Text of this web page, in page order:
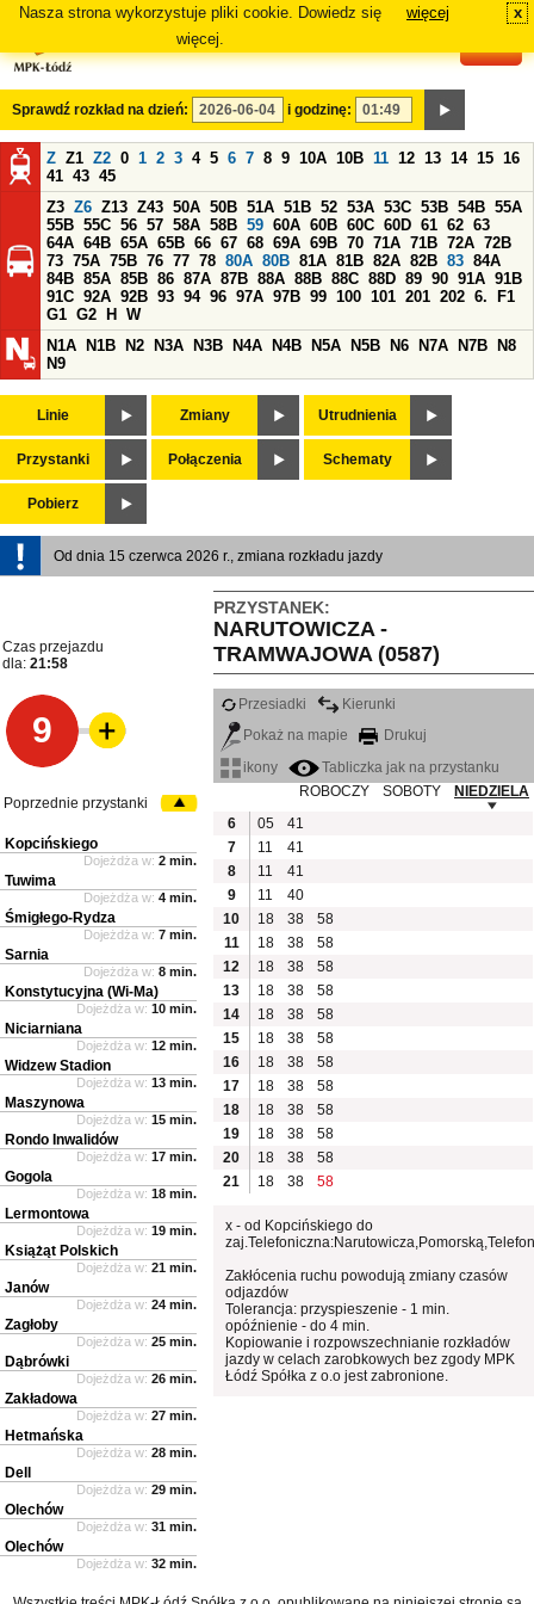
Nasza strona wykorzystuje pliki cookie. Dowiedz się
więcej.
więcej x
Sprawdź rozkład na dzień: i godzinę:
Z Z1 Z2 0 1 2 3 4 5 6 7 8 9 10A 10B 11 12 13 14 15 16
41 43 45
Z3 Z6 Z13 Z43 50A 50B 51A 51B 52 53A 53C 53B 54B 55A
55B 55C 56 57 58A 58B 59 60A 60B 60C 60D 61 62 63
64A 64B 65A 65B 66 67 68 69A 69B 70 71A 71B 72A 72B
73 75A 75B 76 77 78 80A 80B 81A 81B 82A 82B 83 84A
84B 85A 85B 86 87A 87B 88A 88B 88C 88D 89 90 91A 91B
91C 92A 92B 93 94 96 97A 97B 99 100 101 201 202 6.
F1
G1 G2 H
W
N1A
N1B N2 N3A N3B N4A N4B N5A N5B N6 N7A N7B
N8
N9
Linie Zmiany Utrudnienia
Przystanki Połączenia Schematy
Pobierz
Od dnia 15 czerwca 2026 r., zmiana rozkładu jazdy
PRZYSTANEK:
NARUTOWICZA -
TRAMWAJOWA (0587)
Czas przejazdu
dla: 21:58
9
Przesiadki
Kierunki
Pokaż na mapie
Drukuj
ikony
Tabliczka jak na przystanku
ROBOCZY
SOBOTY
NIEDZIELA
6
05
41
7
11
41
8
11
41
9
11
40
10
18 38
58
11
18 38
58
12
18 38
58
13
18 38
58
14
18 38
58
15
18 38
58
16
18 38
58
17
18 38
58
18
18 38
58
19
18 38
58
20
18 38
58
21
18 38 58
x - od Kopcińskiego do
Zakłócenia ruchu powodują zmiany czasów
odjazdów
Tolerancja: przyspieszenie - 1 min.
opóźnienie - do 4 min.
Kopiowanie i rozpowszechnianie rozkładów
jazdy w celach zarobkowych bez zgody MPK
Łódź Spółka z o.o jest zabronione.
Poprzednie przystanki
Kopcińskiego
Dojeżdża w: 2 min.
Tuwima
Dojeżdża w: 4 min.
Śmigłego-Rydza
Dojeżdża w: 7 min.
Sarnia
Dojeżdża w: 8 min.
Konstytucyjna (Wi-Ma)
Dojeżdża w: 10 min.
Niciarniana
Dojeżdża w: 12 min.
Widzew Stadion
Dojeżdża w: 13 min.
Maszynowa
Dojeżdża w: 15 min.
Rondo Inwalidów
Dojeżdża w: 17 min.
Gogola
Dojeżdża w: 18 min.
Lermontowa
Dojeżdża w: 19 min.
Książąt Polskich
Dojeżdża w: 21 min.
Janów
Dojeżdża w: 24 min.
Zagłoby
Dojeżdża w: 25 min.
Dąbrówki
Dojeżdża w: 26 min.
Zakładowa
Dojeżdża w: 27 min.
Hetmańska
Dojeżdża w: 28 min.
Dell
Dojeżdża w: 29 min.
Olechów
Dojeżdża w: 31 min.
Olechów
Dojeżdża w: 32 min.